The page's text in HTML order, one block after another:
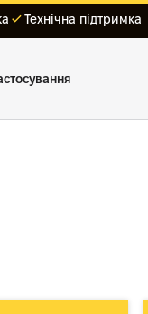
Технічна підтримка